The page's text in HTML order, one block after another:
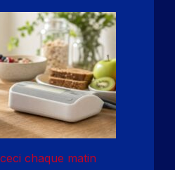
chaque matin